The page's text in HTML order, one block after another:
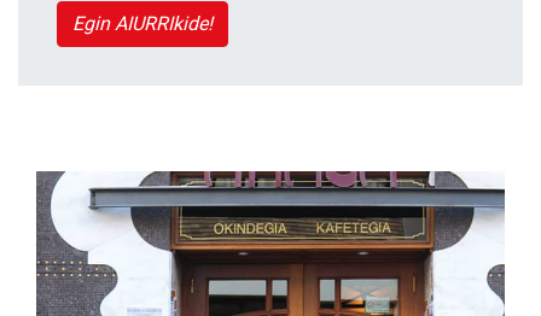
Egin AIURRIkide!